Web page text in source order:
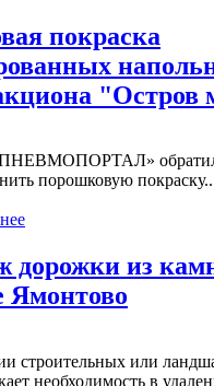
покраска
"Остров
порошковую
дорожки из
Ямонтово
строительных или
необходимость в